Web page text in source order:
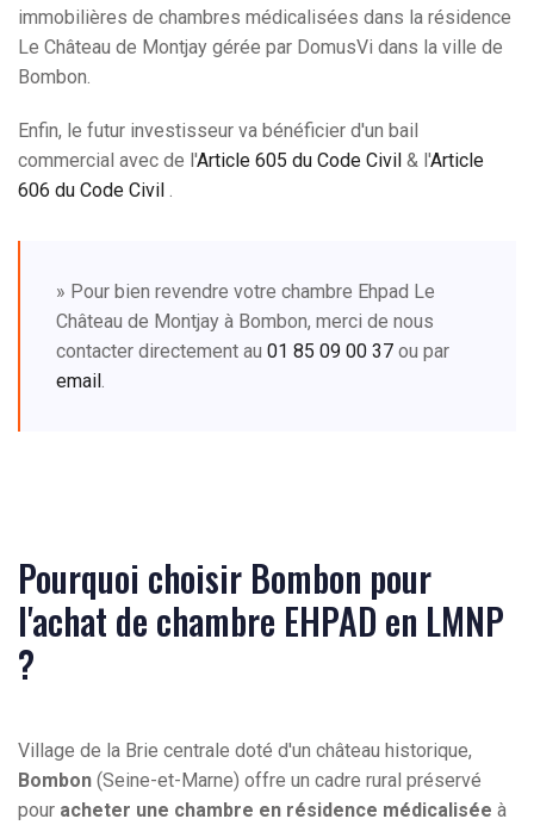
immobilières de chambres médicalisées dans la résidence
Le Château de Montjay gérée par DomusVi dans la ville de
Bombon.
Enfin, le futur investisseur va bénéficier d'un bail
commercial avec de l'Article 605 du Code Civil & l'Article
606 du Code Civil .
» Pour bien revendre votre chambre Ehpad Le
Château de Montjay à Bombon, merci de nous
contacter directement au 01 85 09 00 37 ou par
email.
Pourquoi choisir Bombon pour
l'achat de chambre EHPAD en LMNP
?
Village de la Brie centrale doté d'un château historique,
Bombon (Seine-et-Marne) offre un cadre rural préservé
pour acheter une chambre en résidence médicalisée à